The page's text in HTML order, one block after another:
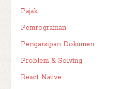
Pajak
Pemrograman
Pengarsipan Dokumen
Problem & Solving
React Native